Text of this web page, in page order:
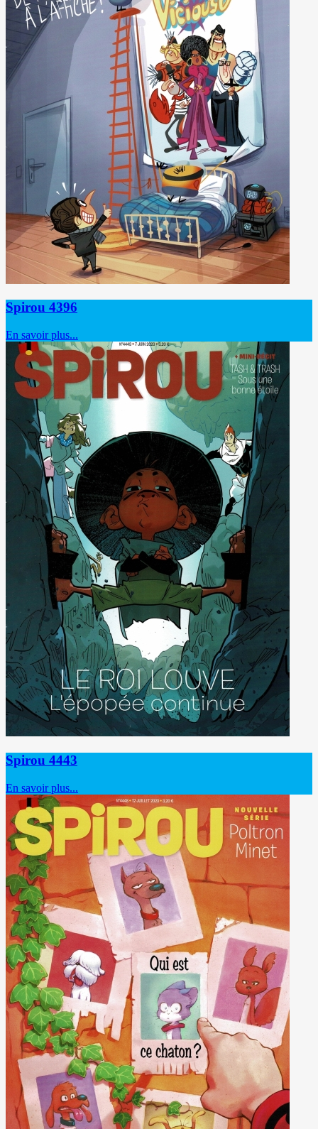
Spirou 4396
En savoir plus...
Spirou 4443
En savoir plus...